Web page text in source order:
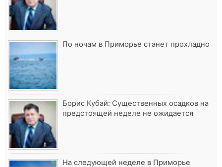
По ночам в Приморье станет прохладно
Борис Кубай: Существенных осадков на
предстоящей неделе не ожидается
На следующей неделе в Приморье